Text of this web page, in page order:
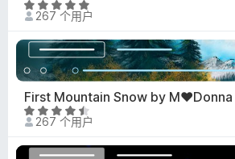
5
评
分
4
8
/
5
267 个用户
First Mountain Snow by M♥Donna
评
分
4
267 个用户